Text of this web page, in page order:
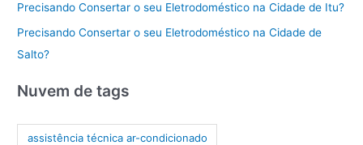
Precisando Consertar o seu Eletrodoméstico na Cidade de Itu?
Precisando Consertar o seu Eletrodoméstico na Cidade de
Salto?
Nuvem de tags
assistência técnica ar-condicionado